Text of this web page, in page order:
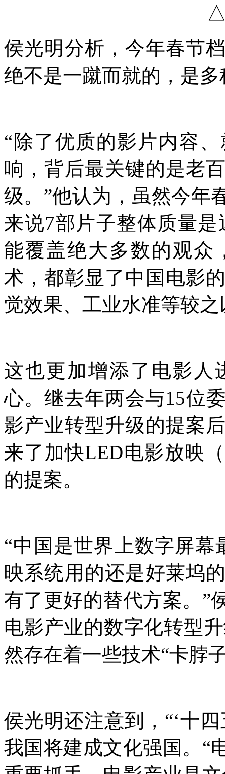
侯光明分析，今年春节
绝不是一蹴而就的，是
“除了优质的影片内容
响，背后最关键的是老
级。”他认为，虽然今年
来说7部片子整体质量
能覆盖绝大多数的观众
术，都彰显了中国电影
觉效果、工业水准等较
这也更加增添了电影人
心。继去年两会与15位
影产业转型升级的提案
来了加快LED电影放映
的提案。
“中国是世界上数字屏
映系统用的还是好莱坞
有了更好的替代方案。”
电影产业的数字化转型
然存在着一些技术“卡脖
侯光明还注意到，“‘十
我国将建成文化强国。“